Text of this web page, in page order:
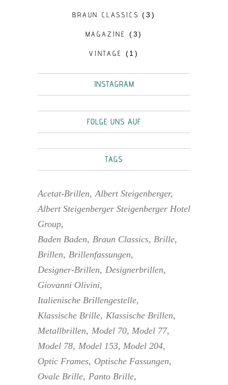
BRAUN CLASSICS (3)
MAGAZINE (3)
VINTAGE (1)
INSTAGRAM
FOLGE UNS AUF
TAGS
Acetat-Brillen Albert Steigenberger
Albert Steigenberger Steigenberger Hotel
Group
Baden Baden
Braun Classics Brille
Brillen
Brillenfassungen
Designer-Brillen
Designerbrillen
Giovanni Olivini
Italienische Brillengestelle
Klassische Brille Klassische Brillen
Metallbrillen
Model 70 Model 77
Model 78 Model 153 Model 204
Optic Frames Optische Fassungen
Ovale Brille Panto Brille